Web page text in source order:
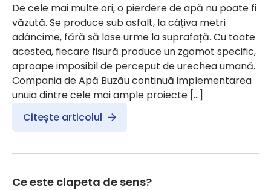
De cele mai multe ori, o pierdere de apă nu poate fi
văzută. Se produce sub asfalt, la câțiva metri
adâncime, fără să lase urme la suprafață. Cu toate
acestea, fiecare fisură produce un zgomot specific,
aproape imposibil de perceput de urechea umană.
Compania de Apă Buzău continuă implementarea
unuia dintre cele mai ample proiecte […]
Citește articolul
Ce este clapeta de sens?